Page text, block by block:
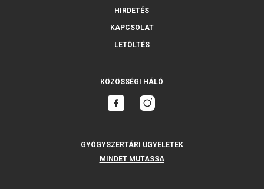
HIRDETÉS
KAPCSOLAT
LETÖLTÉS
KÖZÖSSÉGI HÁLÓ
GYÓGYSZERTÁRI ÜGYELETEK
MINDET MUTASSA